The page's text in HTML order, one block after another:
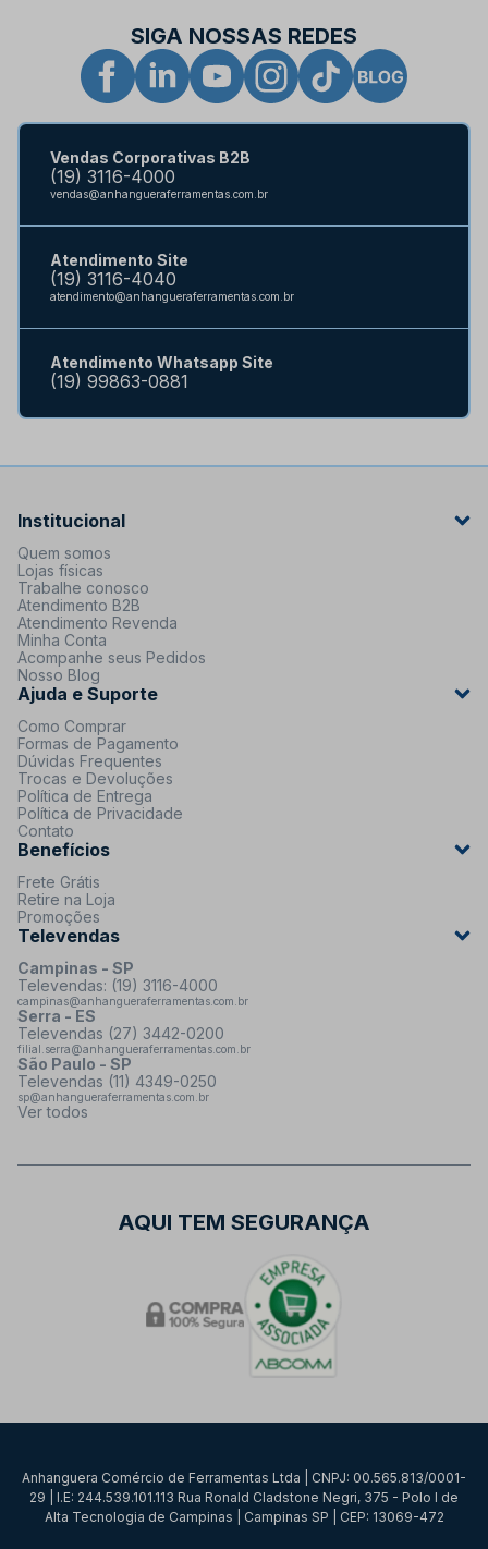
SIGA NOSSAS REDES
Vendas Corporativas B2B
(19) 3116-4000
vendas@anhangueraferramentas.com.br
Atendimento Site
(19) 3116-4040
atendimento@anhangueraferramentas.com.br
Atendimento Whatsapp Site
(19) 99863-0881
Institucional
Quem somos
Lojas físicas
Trabalhe conosco
Atendimento B2B
Atendimento Revenda
Minha Conta
Acompanhe seus Pedidos
Nosso Blog
Ajuda e Suporte
Como Comprar
Formas de Pagamento
Dúvidas Frequentes
Trocas e Devoluções
Política de Entrega
Política de Privacidade
Contato
Benefícios
Frete Grátis
Retire na Loja
Promoções
Televendas
Campinas - SP
Televendas: (19) 3116-4000
campinas@anhangueraferramentas.com.br
Serra - ES
Televendas (27) 3442-0200
filial.serra@anhangueraferramentas.com.br
São Paulo - SP
Televendas (11) 4349-0250
sp@anhangueraferramentas.com.br
Ver todos
AQUI TEM SEGURANÇA
Anhanguera Comércio de Ferramentas Ltda | CNPJ: 00.565.813/0001-
29 | I.E: 244.539.101.113 Rua Ronald Cladstone Negri, 375 - Polo I de
Alta Tecnologia de Campinas | Campinas SP | CEP: 13069-472